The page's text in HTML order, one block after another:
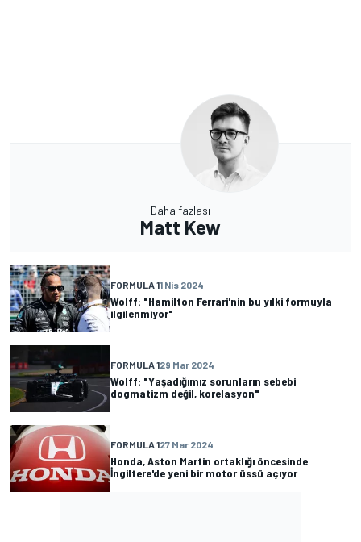
Daha fazlası
Matt Kew
FORMULA 11 Nis 2024
Wolff: "Hamilton Ferrari'nin bu yılki formuyla
ilgilenmiyor"
FORMULA 129 Mar 2024
Wolff: "Yaşadığımız sorunların sebebi
dogmatizm değil, korelasyon"
FORMULA 127 Mar 2024
Honda, Aston Martin ortaklığı öncesinde
İngiltere'de yeni bir motor üssü açıyor